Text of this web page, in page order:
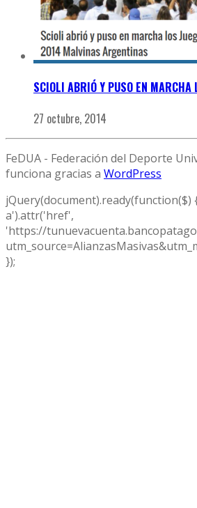
SCIOLI ABRIÓ Y PUSO EN MARCHA
27 octubre, 2014
FeDUA - Federación del Deporte
funciona gracias a WordPress
jQuery(document).ready(function($)
a').attr('href',
'https://
});